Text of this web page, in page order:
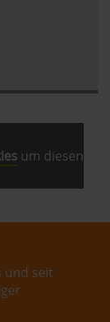
um diesen
und seit